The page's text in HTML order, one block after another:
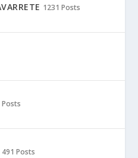
1231 Posts
Posts
491 Posts